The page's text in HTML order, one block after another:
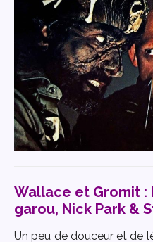
Wallace et Gromit :
garou, Nick Park &
Un peu de douceur et de